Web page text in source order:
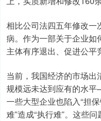
相比公司法四五年修改一
病。作为一部关于企业如
主体有序退出、促进公平
当前，我国经济的市场
规模远未达到应有的水
一些大型企业也陷入“担
难”造成“执行难”。这些